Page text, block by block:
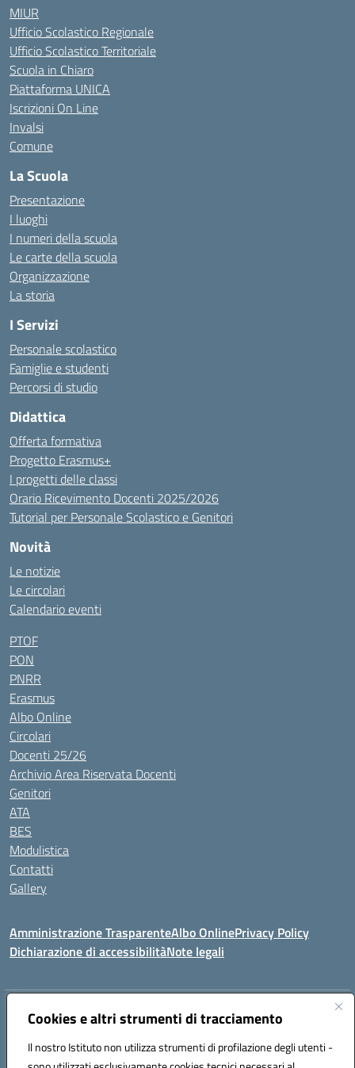
Cookies e altri strumenti di tracciamento
Il nostro Istituto non utilizza strumenti di profilazione degli utenti -
MIUR
Ufficio Scolastico Regionale
Ufficio Scolastico Territoriale
Scuola in Chiaro
Piattaforma UNICA
Iscrizioni On Line
Invalsi
Comune
La Scuola
Presentazione
I luoghi
I numeri della scuola
Le carte della scuola
Organizzazione
La storia
I Servizi
Personale scolastico
Famiglie e studenti
Percorsi di studio
Didattica
Offerta formativa
Progetto Erasmus+
I progetti delle classi
Orario Ricevimento Docenti 2025/2026
Tutorial per Personale Scolastico e Genitori
Novità
Le notizie
Le circolari
Calendario eventi
PTOF
PON
PNRR
Erasmus
Albo Online
Circolari
Docenti 25/26
Archivio Area Riservata Docenti
Genitori
ATA
BES
Modulistica
Contatti
Gallery
Amministrazione TrasparenteAlbo OnlinePrivacy Policy
Dichiarazione di accessibilitàNote legali
Indirizzo:Via Coniugi Crigna – Cap. 89861 – Tropea (VV)
Posta elettronica certificata (PEC):vvic82200d@pec.istruzione.it